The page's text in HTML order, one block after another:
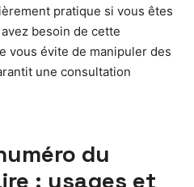
pratique si vous êtes
besoin de cette
vous évite de manipuler des
une consultation
du
: usages et